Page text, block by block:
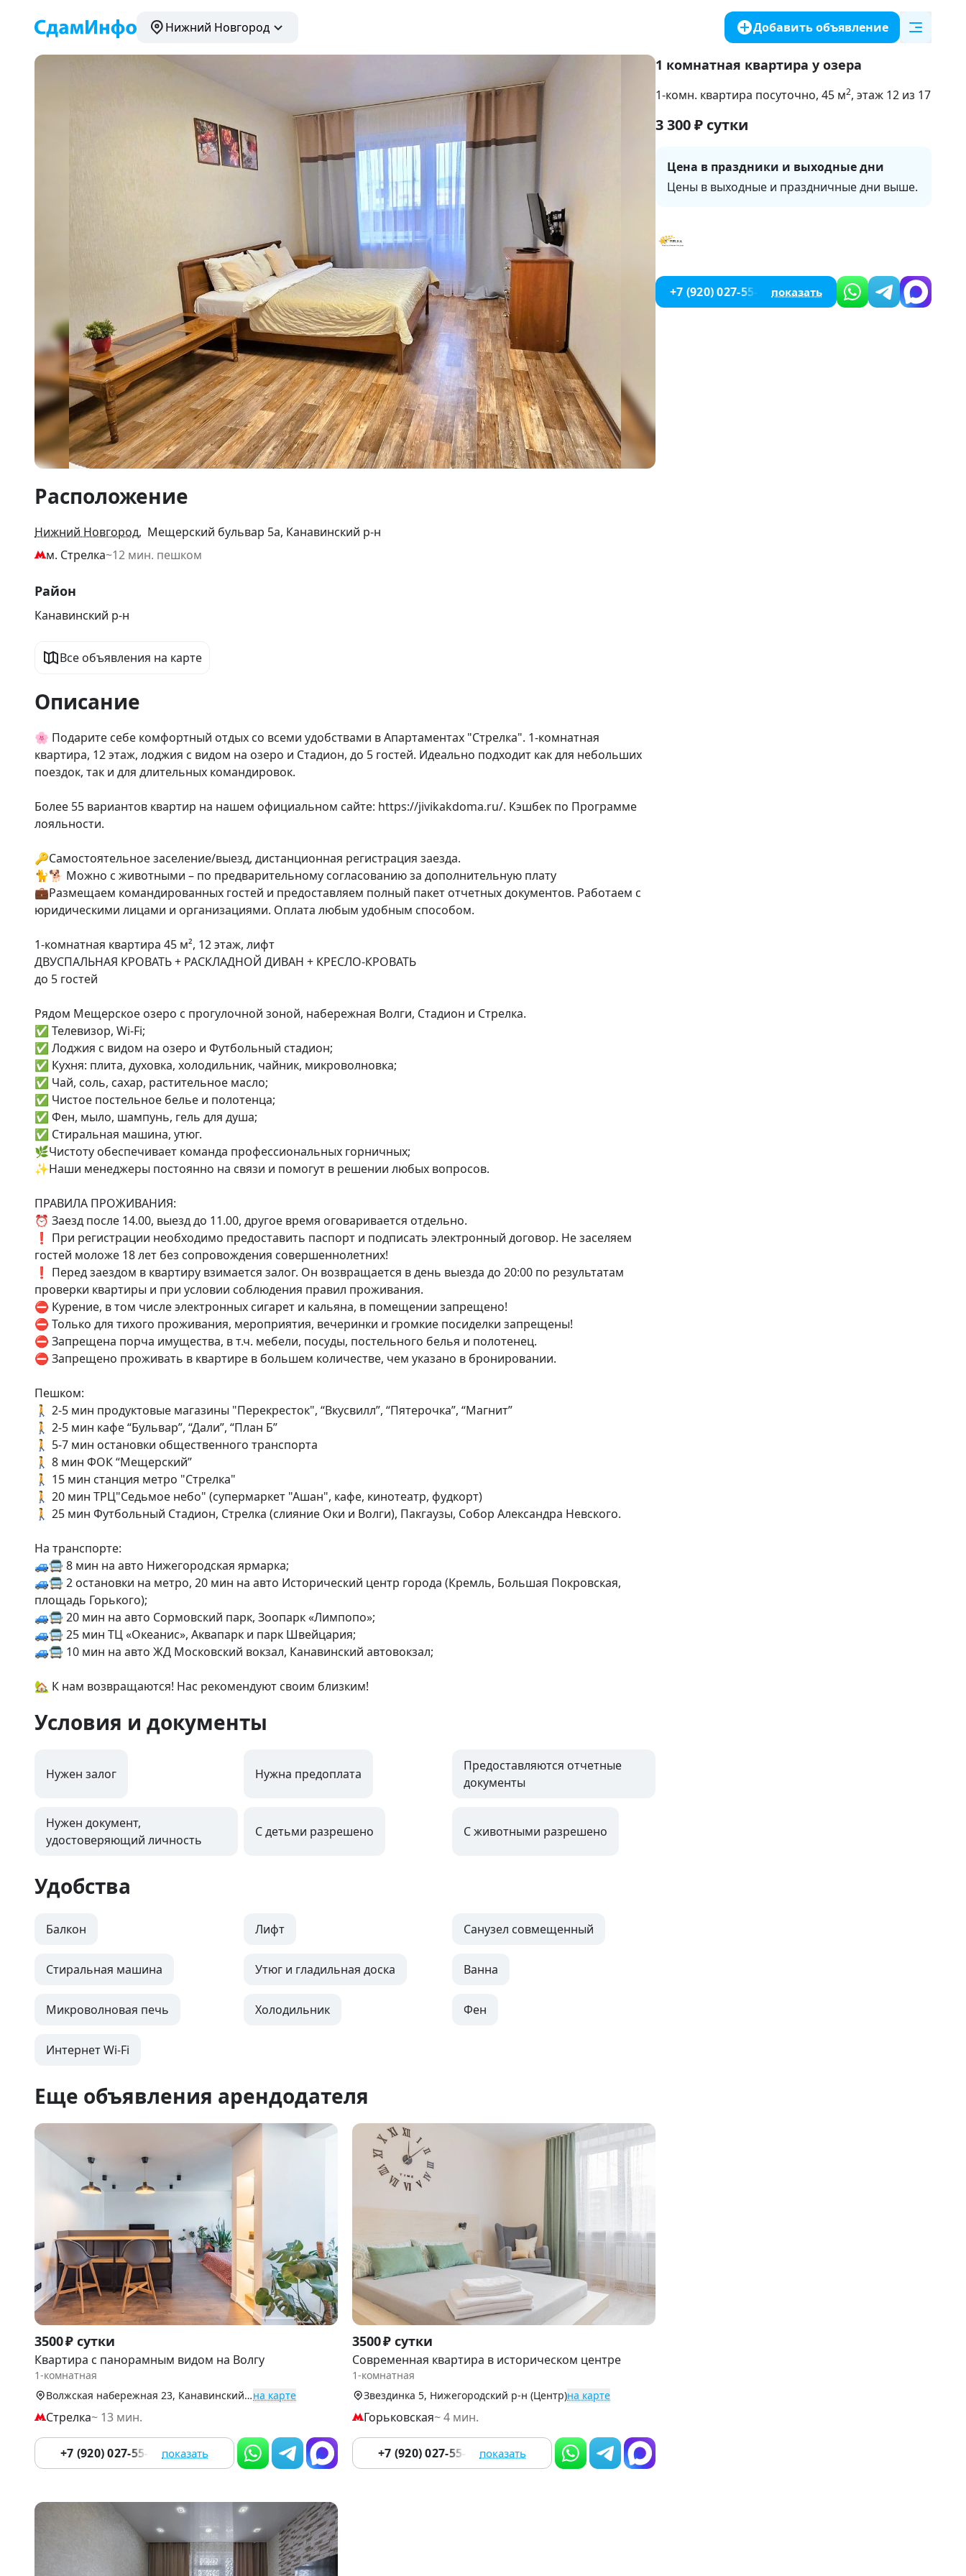
Нижний Новгород Добавить объявление
1
29
Расположение
Нижний Новгород, Мещерский бульвар 5а, Канавинский р-н
м. Стрелка~12 мин. пешком
Район
Канавинский р-н
Все объявления на карте
Описание
🌸 Подapитe ceбe комфортный oтдых co всeми удобcтвaми в Aпaртaмeнтaх "Стрeлкa". 1-комнатная
квартира, 12 этаж, лоджия с видом на озеро и Стадион, до 5 гостей. Идеально подходит как для небольших
поездок, так и для длительных командировок.
Более 55 вариантов квартир на нашем официальном сайте: https://jivikakdoma.ru/. Кэшбек по Программе
лояльности.
🔑Самостоятельное заселение/выезд, дистанционная регистрация заезда.
🐈🐕 Можно с животными – по предварительному согласованию за дополнительную плату
💼Размещаем командированных гостей и предоставляем полный пакет отчетных документов. Работаем с
юридическими лицами и организациями. Оплата любым удобным способом.
1-комнатная квартира 45 м², 12 этаж, лифт
ДВУСПАЛЬНАЯ КРОВАТЬ + РАСКЛАДНОЙ ДИВАН + КРЕСЛО-КРОВАТЬ
до 5 гостей
Рядом Мещерское озеро с прогулочной зоной, набережная Волги, Стадион и Стрелка.
✅ Телевизор, Wi-Fi;
✅ Лоджия с видом на озеро и Футбольный стадион;
✅ Кухня: плита, духовка, холодильник, чайник, микроволновка;
✅ Чай, соль, сахар, растительное масло;
✅ Чистое постельное белье и полотенца;
✅ Фен, мыло, шампунь, гель для душа;
✅ Стиральная машина, утюг.
🌿Чистоту обеспечивает команда профессиональных горничных;
✨Наши менеджеры постоянно на связи и помогут в решении любых вопросов.
ПРАВИЛА ПРОЖИВАНИЯ:
⏰ Заезд после 14.00, выезд до 11.00, другое время оговаривается отдельно.
❗ При регистрации необходимо предоставить паспорт и подписать электронный договор. Не заселяем
гостей моложе 18 лет без сопровождения совершеннолетних!
❗ Перед заездом в квартиру взимается залог. Он возвращается в день выезда до 20:00 по результатам
проверки квартиры и при условии соблюдения правил проживания.
⛔ Курение, в том числе электронных сигарет и кальяна, в помещении запрещено!
⛔ Только для тихого проживания, мероприятия, вечеринки и громкие посиделки запрещены!
⛔ Запрещена порча имущества, в т.ч. мебели, посуды, постельного белья и полотенец.
⛔ Запрещено проживать в квартире в большем количестве, чем указано в бронировании.
Пешком:
🚶 2-5 мин продуктовые магазины "Перекресток", “Вкусвилл”, “Пятерочка”, “Магнит”
🚶 2-5 мин кафе “Бульвар”, “Дали”, “План Б”
🚶 5-7 мин остановки общественного транспорта
🚶 8 мин ФОК “Мещерский”
🚶 15 мин станция метро "Стрелка"
🚶 20 мин ТРЦ"Седьмое небо" (супермаркет "Ашан", кафе, кинотеатр, фудкорт)
🚶 25 мин Футбольный Стадион, Стрелка (слияние Оки и Волги), Пакгаузы, Собор Александра Невского.
На транспорте:
🚙🚍 8 мин на авто Нижегородская ярмарка;
🚙🚍 2 остановки на метро, 20 мин на авто Исторический центр города (Кремль, Большая Покровская,
площадь Горького);
🚙🚍 20 мин на авто Сормовский парк, Зоопарк «Лимпопо»;
🚙🚍 25 мин ТЦ «Океанис», Аквапарк и парк Швейцария;
🚙🚍 10 мин на авто ЖД Московский вокзал, Канавинский автовокзал;
🏡 К нам возвращаются! Нас рекомендуют своим близким!
Условия и документы
Нужен залог Нужна предоплата
Предоставляются отчетные
документы
Нужен документ,
удостоверяющий личность
С детьми разрешено С животными разрешено
Удобства
Балкон Лифт Санузел совмещенный
Стиральная машина Утюг и гладильная доска Ванна
Микроволновая печь Холодильник Фен
Интернет Wi-Fi
Еще объявления арендодателя
Item
1
of
3500 ₽ сутки
Квартира с панорамным видом на Волгу
1-комнатная
Волжская набережная 23, Канавинский р-нна карте
Стрелка~ 13 мин.
+7 (920) 027-55-73 показать
Item
1
of
3500 ₽ сутки
Современная квартира в историческом центре
1-комнатная
Звездинка 5, Нижегородский р-н (Центр)на карте
Горьковская~ 4 мин.
+7 (920) 027-55-73 показать
1 комнатная квартира у озера
1-комн. квартира посуточно, 45 м2, этаж 12 из 17
3 300₽ сутки
Цена в праздники и выходные дни
Цены в выходные и праздничные дни выше.
+7 (920) 027-55-73 показать